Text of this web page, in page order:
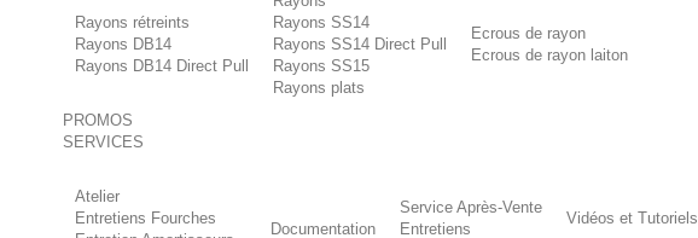
Rayons rétreints
Rayons DB14
Rayons DB14 Direct Pull
Rayons SS14
Rayons SS14 Direct Pull
Rayons SS15
Rayons plats
Ecrous de rayon
Ecrous de rayon laiton
PROMOS
SERVICES
Atelier
Entretiens Fourches
Documentation
Service Après-Vente
Entretiens
Vidéos et Tutoriels